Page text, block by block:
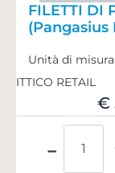
FILETTI DI
Unità di
ITTICO RETAIL
€